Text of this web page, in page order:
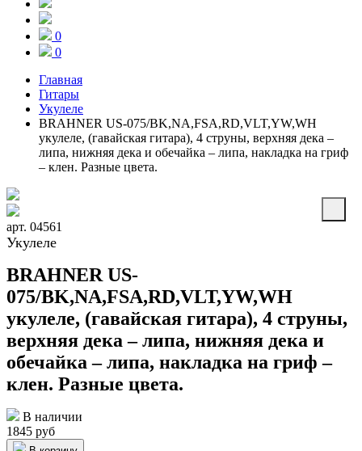
0
0
Главная
Гитары
Укулеле
BRAHNER US-075/BK,NA,FSA,RD,VLT,YW,WH
укулеле, (гавайская гитара), 4 струны, верхняя дека –
липа, нижняя дека и обечайка – липа, накладка на гриф
– клен. Разные цвета.
арт. 04561
Укулеле
BRAHNER US-
075/BK,NA,FSA,RD,VLT,YW,WH
укулеле, (гавайская гитара), 4 струны,
верхняя дека – липа, нижняя дека и
обечайка – липа, накладка на гриф –
клен. Разные цвета.
В наличии
1845 руб